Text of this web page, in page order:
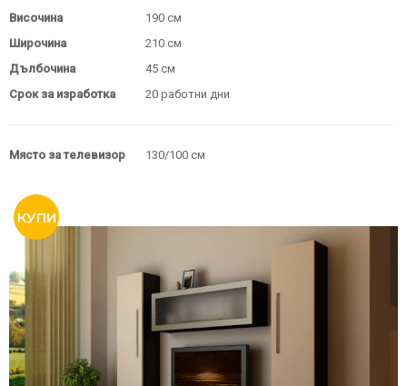
Височина
190 см
Широчина
210 см
Дълбочина
45 см
Срок за изработка
20 работни дни
Място за телевизор 130/100 см